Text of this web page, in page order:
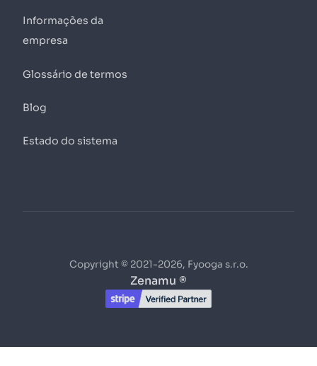
Informações da
empresa
Glossário de termos
Blog
Estado do sistema
Copyright © 2021-2026, Fyooga s.r.o.
Zenamu ®